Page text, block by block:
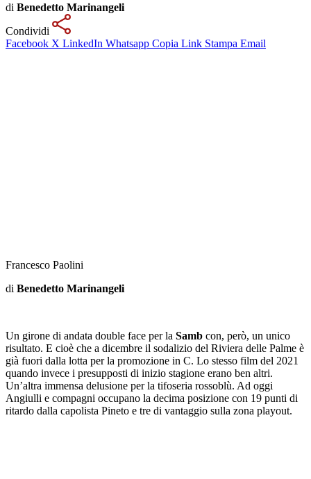
di Benedetto Marinangeli
Condividi
Facebook X LinkedIn Whatsapp Copia Link Stampa Email
Francesco Paolini
di Benedetto Marinangeli
Un girone di andata double face per la Samb con, però, un unico
risultato. E cioè che a dicembre il sodalizio del Riviera delle Palme è
già fuori dalla lotta per la promozione in C. Lo stesso film del 2021
quando invece i presupposti di inizio stagione erano ben altri.
Un’altra immensa delusione per la tifoseria rossoblù. Ad oggi
Angiulli e compagni occupano la decima posizione con 19 punti di
ritardo dalla capolista Pineto e tre di vantaggio sulla zona playout.